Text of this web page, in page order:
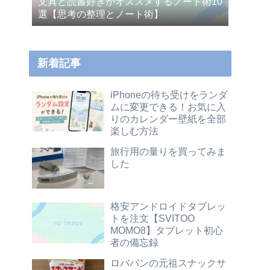
選【思考の整理とノート術】
新着記事
iPhoneの待ち受けをランダ
ムに変更できる！お気に入
りのカレンダー壁紙を全部
楽しむ方法
旅行用の量りを買ってみま
した
格安アンドロイドタブレッ
トを注文【SVITOO
MOMO8】タブレット初心
者の備忘録
ロバパンの元祖スナックサ